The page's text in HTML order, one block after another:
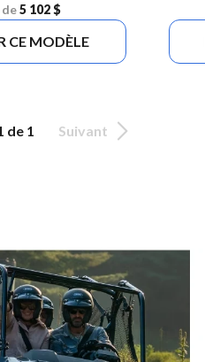
5 102 $
CE MODÈLE
de 1 Suivant